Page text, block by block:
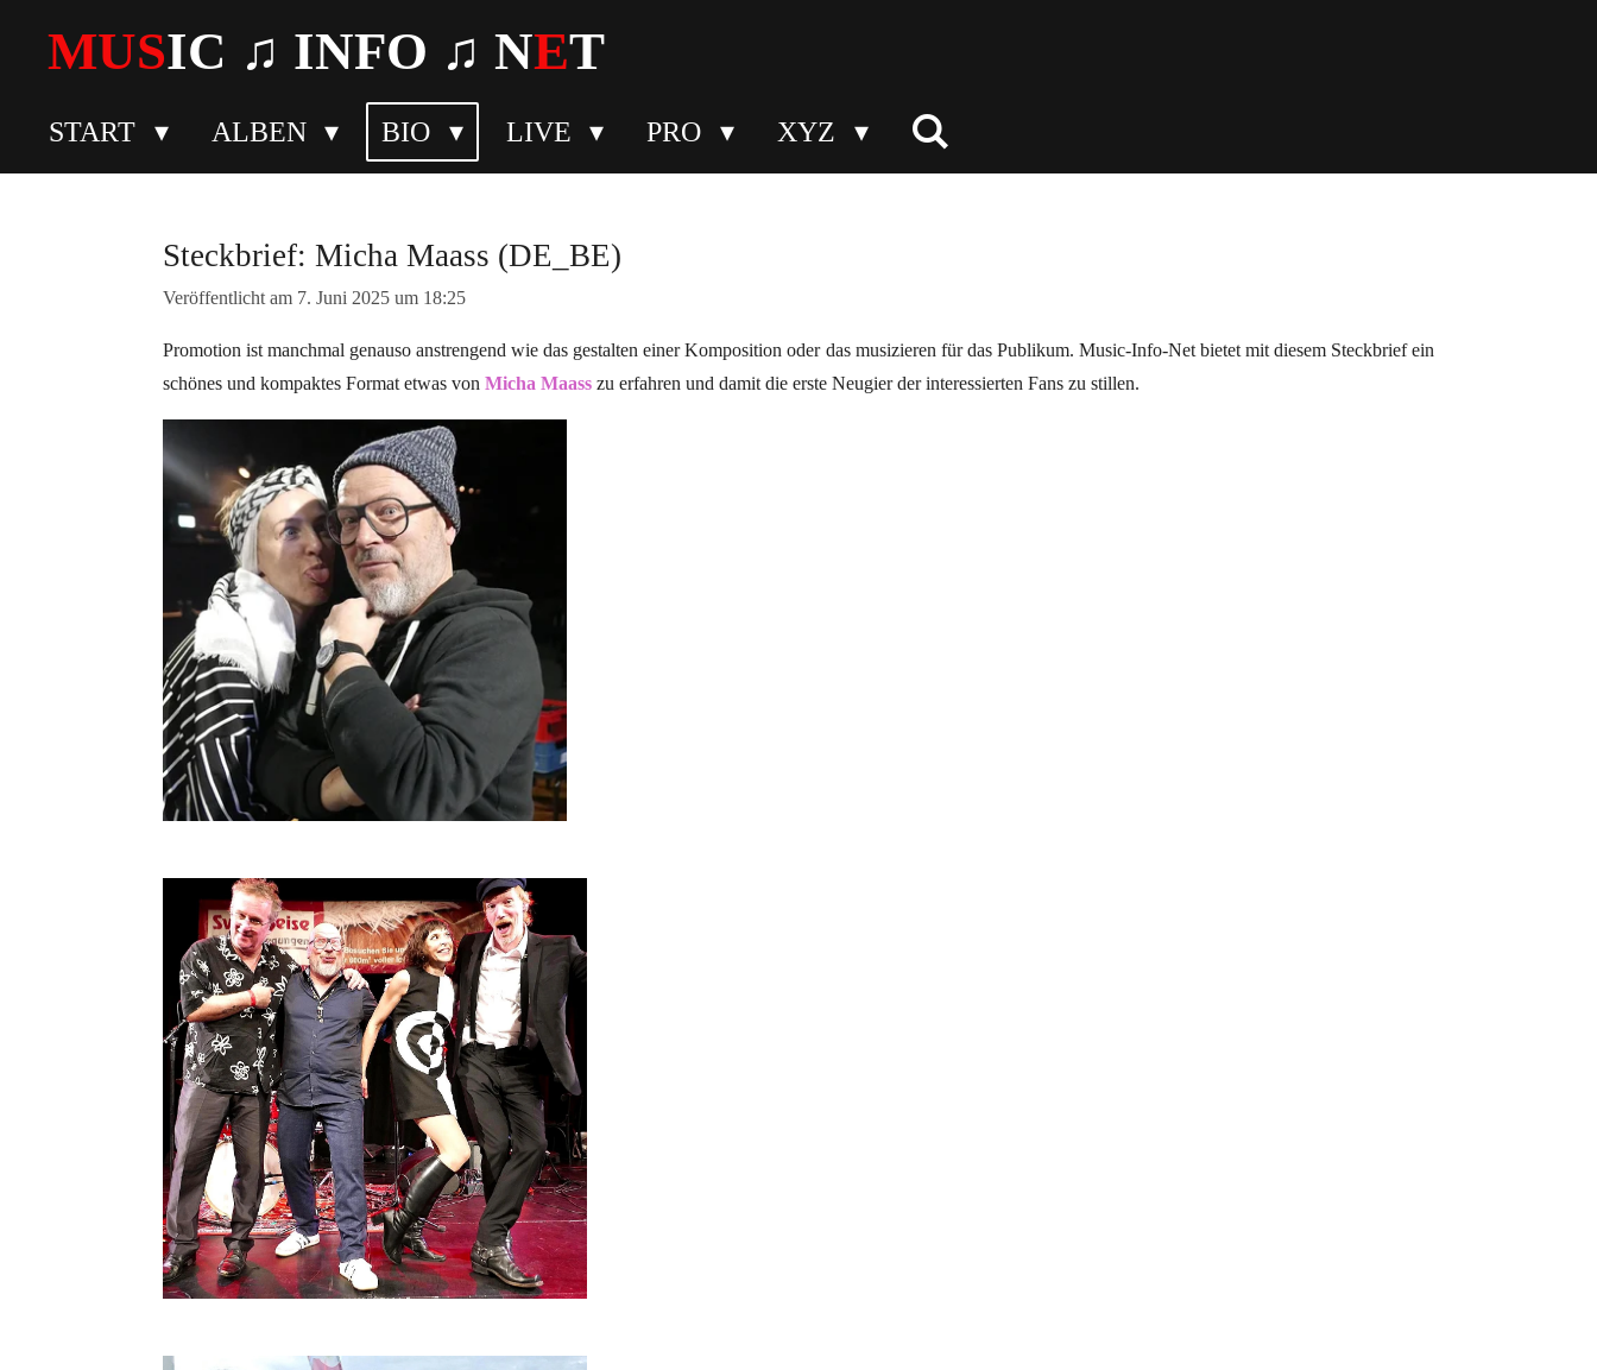
Hauptinhalt
MUSIC ♫ INFO ♫ NET
START ALBEN BIO LIVE PRO XYZ
Steckbrief: Micha Maass (DE_BE)
Veröffentlicht am 7. Juni 2025 um 18:25
Promotion ist manchmal genauso anstrengend wie das gestalten einer Komposition oder das musizieren für das Publikum. Music-Info-Net bietet mit diesem Steckbrief ein
schönes und kompaktes Format etwas von Micha Maass zu erfahren und damit die erste Neugier der interessierten Fans zu stillen.